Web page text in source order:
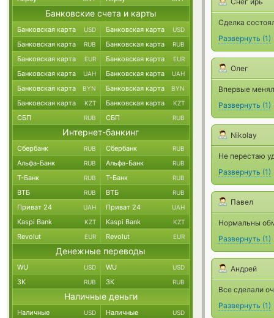
Сделка
Развернуть (1)
Олег
Впервые
Развернуть (1)
Nikolay
Не перестаю
Развернуть (1)
Павел
Нормальны
Развернуть (1)
Андрей
Все сделали
Развернуть (1)
Банковские счета и карты
Банковская карта USD Банковская карта USD
Банковская карта RUB Банковская карта RUB
Банковская карта EUR Банковская карта EUR
Банковская карта UAH Банковская карта UAH
Банковская карта BYN Банковская карта BYN
Банковская карта KZT Банковская карта KZT
СБП RUB СБП RUB
Интернет-банкинг
Сбербанк RUB Сбербанк RUB
Альфа-Банк RUB Альфа-Банк RUB
Т-Банк RUB Т-Банк RUB
ВТБ RUB ВТБ RUB
Приват 24 UAH Приват 24 UAH
Kaspi Bank KZT Kaspi Bank KZT
Revolut EUR Revolut EUR
Денежные переводы
WU USD WU USD
ЗК RUB ЗК RUB
Наличные деньги
Наличные USD Наличные USD